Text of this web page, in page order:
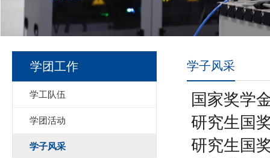
学团工作
学工队伍
学团活动
学子风采
学子风采
国家奖学
研究生国
研究生国